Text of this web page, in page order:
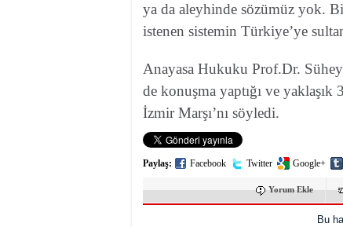
ya da aleyhinde sözümüz yok.
istenen sistemin Türkiye’ye
Anayasa Hukuku Prof.Dr.
de konuşma yaptığı ve yaklaşık
İzmir Marşı’nı söyledi.
Paylaş: Facebook Twitter Google+
Yorum Ekle
Bu